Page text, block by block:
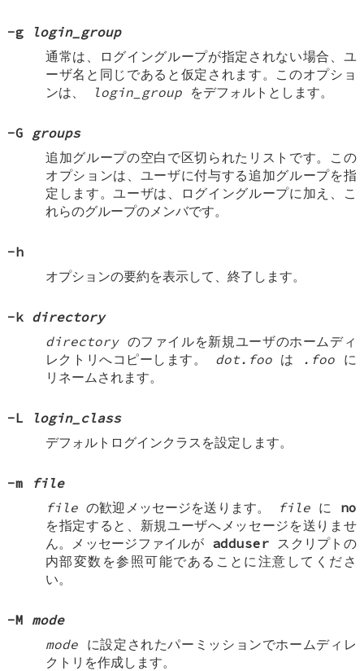
-g
login_group
通常は、ログイングループが指定されない場合、ユ
ーザ名と同じであると仮定されます。このオプショ
ンは、
login_groupをデフォルトとします。
-G
groups
追加グループの空白で区切られたリストです。この
オプションは、ユーザに付与する追加グループを指
定します。ユーザは、ログイングループに加え、こ
れらのグループのメンバです。
-h
オプションの要約を表示して、終了します。
-k directory
directoryのファイルを新規ユーザのホームディ
レクトリへコピーします。 dot.fooは .foo に
リネームされます。
-L
login_class
デフォルトログインクラスを設定します。
-m
file
fileの歓迎メッセージを送ります。 file に no
を指定すると、新規ユーザへメッセージを送りませ
ん。メッセージファイルが adduser スクリプトの
内部変数を参照可能であることに注意してくださ
い。
-M mode
modeに設定されたパーミッションでホームディレ
クトリを作成します。